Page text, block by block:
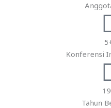
Konferensi
Tahun